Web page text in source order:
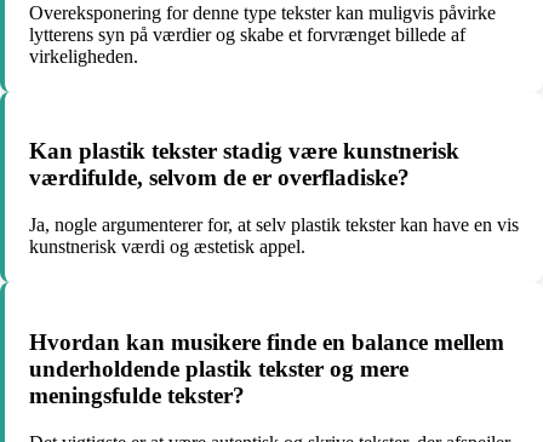
Overeksponering for denne type tekster kan muligvis påvirke
lytterens syn på værdier og skabe et forvrænget billede af
virkeligheden.
Kan plastik tekster stadig være kunstnerisk
værdifulde, selvom de er overfladiske?
Ja, nogle argumenterer for, at selv plastik tekster kan have en vis
kunstnerisk værdi og æstetisk appel.
Hvordan kan musikere finde en balance mellem
underholdende plastik tekster og mere
meningsfulde tekster?